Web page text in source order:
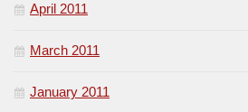
April 2011
March 2011
January 2011